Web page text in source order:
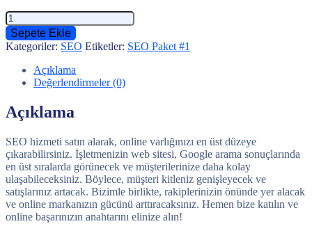
Kurumsal
SEO
Paketi
#1
adet
Sepete Ekle
Kategoriler: SEO Etiketler: SEO Paket #1
Açıklama
Değerlendirmeler (0)
Açıklama
SEO hizmeti satın alarak, online varlığınızı en üst düzeye
çıkarabilirsiniz. İşletmenizin web sitesi, Google arama sonuçlarında
en üst sıralarda görünecek ve müşterilerinize daha kolay
ulaşabileceksiniz. Böylece, müşteri kitleniz genişleyecek ve
satışlarınız artacak. Bizimle birlikte, rakiplerinizin önünde yer alacak
ve online markanızın gücünü arttıracaksınız. Hemen bize katılın ve
online başarınızın anahtarını elinize alın!